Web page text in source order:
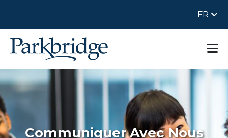
FR
Communiquer Avec Nous